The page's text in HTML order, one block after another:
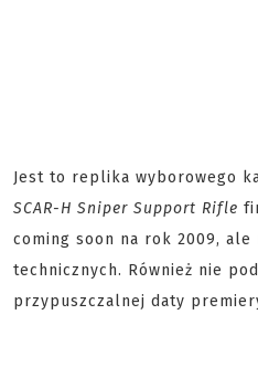
Jest to replika wyborowego
SCAR-H Sniper Support Rifle
coming soon na rok 2009,
technicznych. Również nie
przypuszczalnej daty